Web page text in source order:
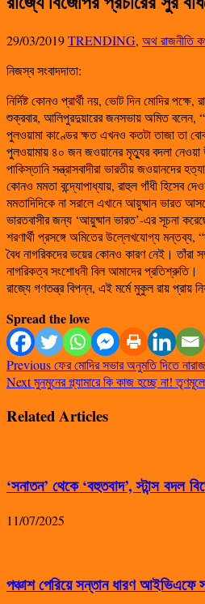
29/03/2019TRENDING, অথ রাজনীতি
নিজস্ব সংবাদদাতা:
নির্দিষ্ট কোনও প্রার্থী নয়, ভোট দিন মোদির
শুক্রবার, আলিপুরদুয়ারের জনসভায় অমিত বলেন,
পুলওয়ামা কাণ্ডের ক্ষত এখনও কতটা তাজা তা
পুলওয়ামায় ৪০ জন জওয়ানের মৃত্যুর বদলা নেওয়া
পাকিস্তানি সন্ত্রাসবাদীরা ভারতীয় জওয়ানদের
কোনও মমতা বন্দ্যোপাধ্যায়, রাহুল গাঁধী হিসেব
মমতাদিদিকে না সরালে এখানে আয়ুষ্মান ভারত
ভারতবাসীর জন্য ‘আয়ুষ্মান ভারত’-এর সূচনা
শরণার্থী প্রসঙ্গে অমিতের উল্লেখযোগ্য মন্তব্য,
বৈধ নাগরিকদের ভয়ের কোনও কারণ নেই। তাঁরা
নাগরিকত্ব সংশোধনী বিল আমাদের প্রতিশ্রুতি।
রাজ্যে গণতন্ত্র বিপন্ন, এই মর্মে মুকুল রায়
Spread the love
Previousফের মোদির সভার অনুমতি দিতে
Nextমুনমুনের গ্ল্যামারে কি কাজ হচ্ছে না!
Related Articles
‘সনাতন’ থেকে ‘বহুতবাদ’, স্টান্স বদল
11/07/2025
পঞ্চাশ পেরিয়ে সন্তান ধারণ